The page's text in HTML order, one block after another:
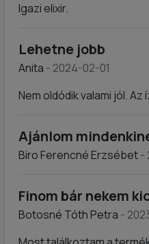
Igazi elixir.
Lehetne jobb
Anita - 2024-02-01
Nem oldódik valami jól. Az
Ajánlom
Biro Ferencné Erzsébet-
Finom bár nekem
Botosné Tóth Petra -